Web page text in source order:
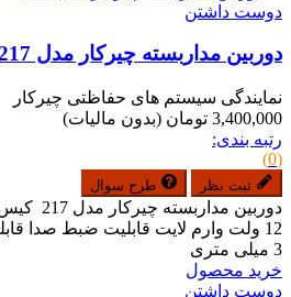
دوست داشتن
دوربین مداربسته چیرکار مدل 217
نمایندگی سیستم های حفاظتی چیرکار
3,400,000 تومان
(بدون مالیات)
رتبه بندی:
(0)
ثبت نظر طرح سوال
دوربین
3 میلی متری
خرید محصول
دوست داشتن